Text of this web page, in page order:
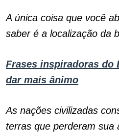
A única coisa que você
saber é a localização da
Frases inspiradoras do
dar mais ânimo
As nações civilizadas
terras que perderam sua